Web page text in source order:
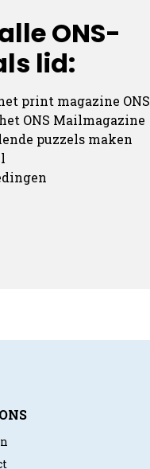
ONS-
lid:
print magazine ONS
ONS Mailmagazine
puzzels maken